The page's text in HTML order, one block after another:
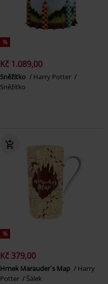
%
Kč 1.089,00
Sněžítko
Harry Potter
Sněžítko
%
Kč 379,00
Hrnek Marauder´s Map
Harry
Potter
Šálek